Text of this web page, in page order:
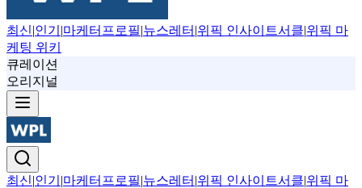
최신|인기 |마케터프로필|뉴스레터 |위픽 인사이트서클|위픽 마
케팅 위키
큐레이션
오리지널
최신|인기 |마케터프로필|뉴스레터 |위픽 인사이트서클|위픽 마